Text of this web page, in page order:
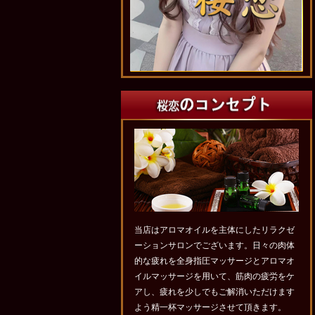
当店はアロマオイルを主体にしたリラクゼ
ーションサロンでございます。日々の肉体
的な疲れを全身指圧マッサージとアロマオ
イルマッサージを用いて、筋肉の疲労をケ
アし、疲れを少しでもご解消いただけます
よう精一杯マッサージさせて頂きます。